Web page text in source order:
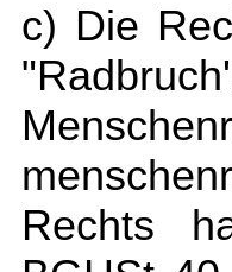
c) Die
Rechts